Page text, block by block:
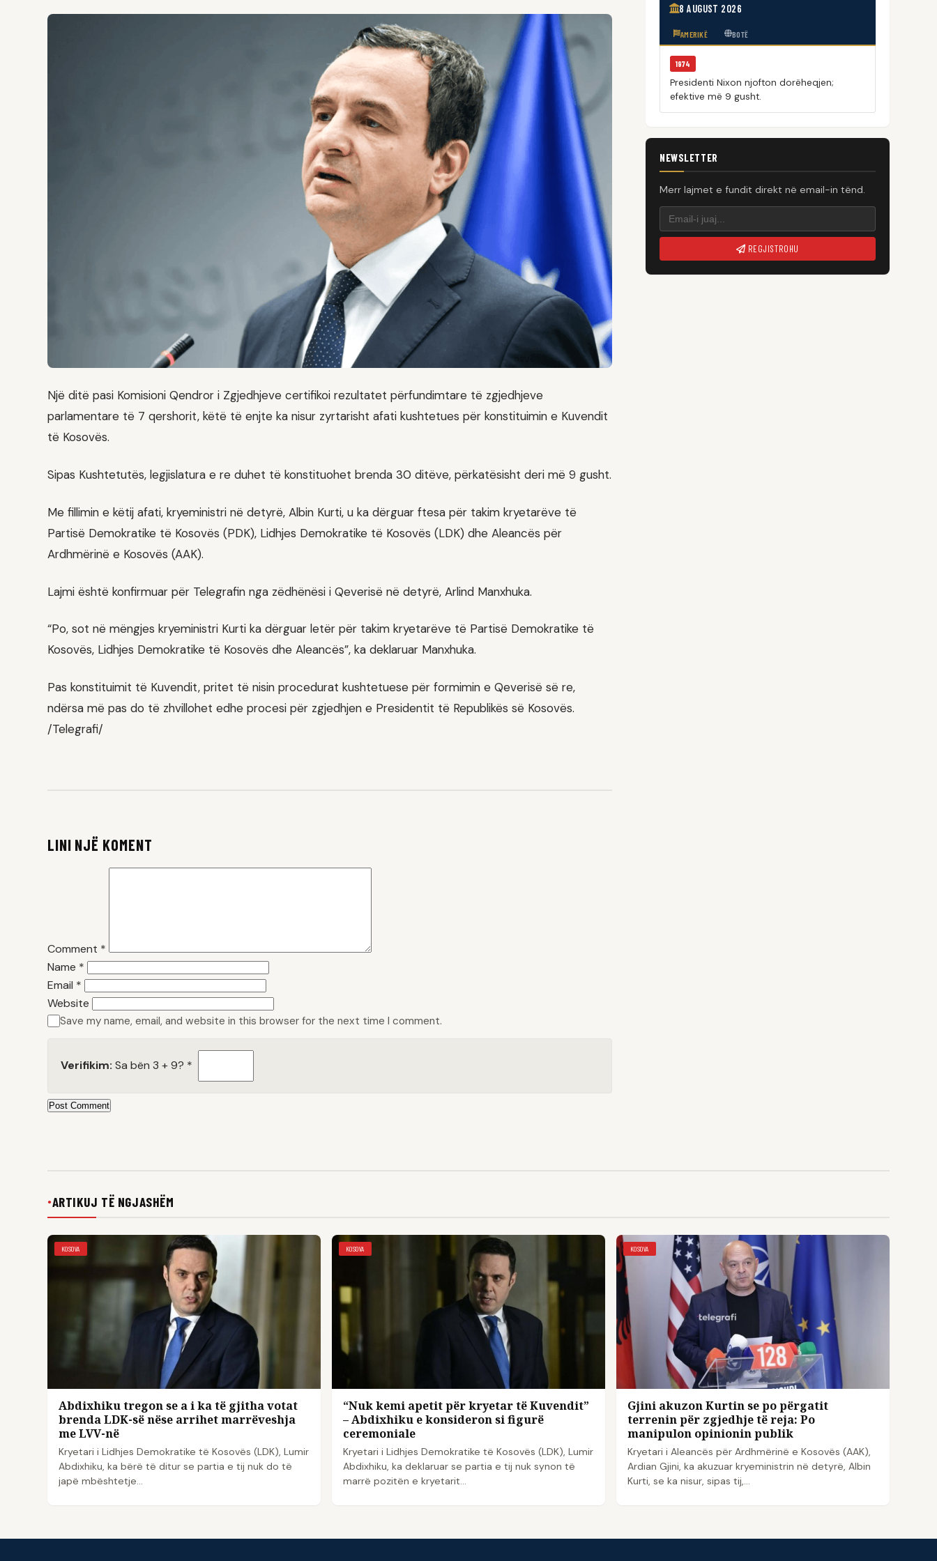
Një ditë pasi Komisioni Qendror i Zgjedhjeve certifikoi rezultatet përfundimtare të zgjedhjeve
parlamentare të 7 qershorit, këtë të enjte ka nisur zyrtarisht afati kushtetues për konstituimin e Kuvendit
të Kosovës.
Sipas Kushtetutës, legjislatura e re duhet të konstituohet brenda 30 ditëve, përkatësisht deri më 9 gusht.
Me fillimin e këtij afati, kryeministri në detyrë, Albin Kurti, u ka dërguar ftesa për takim kryetarëve të
Partisë Demokratike të Kosovës (PDK), Lidhjes Demokratike të Kosovës (LDK) dhe Aleancës për
Ardhmërinë e Kosovës (AAK).
Lajmi është konfirmuar për Telegrafin nga zëdhënësi i Qeverisë në detyrë, Arlind Manxhuka.
“Po, sot në mëngjes kryeministri Kurti ka dërguar letër për takim kryetarëve të Partisë Demokratike të
Kosovës, Lidhjes Demokratike të Kosovës dhe Aleancës”, ka deklaruar Manxhuka.
Pas konstituimit të Kuvendit, pritet të nisin procedurat kushtetuese për formimin e Qeverisë së re,
ndërsa më pas do të zhvillohet edhe procesi për zgjedhjen e Presidentit të Republikës së Kosovës.
/Telegrafi/
LINI NJË KOMENT
Comment *
Name *
Email *
Website
Save my name, email, and website in this browser for the next time I comment.
Verifikim: Sa bën 3 + 9? *
Post Comment
8 AUGUST 2026
AMERIKË BOTË
1974
Presidenti Nixon njofton dorëheqjen;
efektive më 9 gusht.
NEWSLETTER
Merr lajmet e fundit direkt në email-in tënd.
REGJISTROHU
●ARTIKUJ TË NGJASHËM
KOSOVA
Abdixhiku tregon se a i ka të gjitha votat
brenda LDK-së nëse arrihet marrëveshja
me LVV-në
Kryetari i Lidhjes Demokratike të Kosovës (LDK), Lumir
Abdixhiku, ka bërë të ditur se partia e tij nuk do të
japë mbështetje…
KOSOVA
“Nuk kemi apetit për kryetar të Kuvendit”
– Abdixhiku e konsideron si figurë
ceremoniale
Kryetari i Lidhjes Demokratike të Kosovës (LDK), Lumir
Abdixhiku, ka deklaruar se partia e tij nuk synon të
marrë pozitën e kryetarit…
KOSOVA
Gjini akuzon Kurtin se po përgatit
terrenin për zgjedhje të reja: Po
manipulon opinionin publik
Kryetari i Aleancës për Ardhmërinë e Kosovës (AAK),
Ardian Gjini, ka akuzuar kryeministrin në detyrë, Albin
Kurti, se ka nisur, sipas tij,…